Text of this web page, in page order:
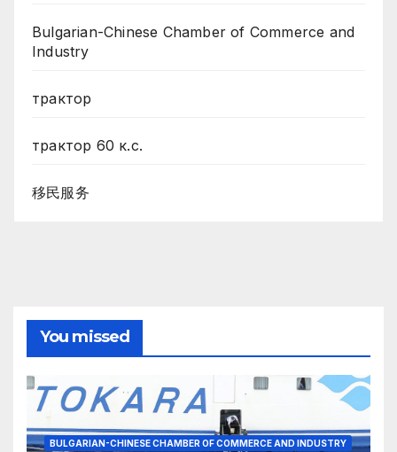
Bulgarian-Chinese Chamber of Commerce and
Industry
трактор
трактор 60 к.с.
移民服务
You missed
BULGARIAN-CHINESE CHAMBER OF COMMERCE AND INDUSTRY